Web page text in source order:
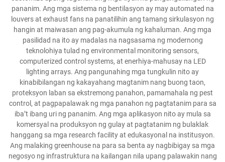
pananim. Ang mga sistema ng bentilasyon ay may automated na
louvers at exhaust fans na panatilihin ang tamang sirkulasyon ng
hangin at maiwasan ang pag-akumula ng kahaluman. Ang mga
pasilidad na ito ay madalas na nagsasama ng modernong
teknolohiya tulad ng environmental monitoring sensors,
computerized control systems, at enerhiya-mahusay na LED
lighting arrays. Ang pangunahing mga tungkulin nito ay
kinabibilangan ng kakayahang magtanim nang buong taon,
proteksyon laban sa ekstremong panahon, pamamahala ng pest
control, at pagpapalawak ng mga panahon ng pagtatanim para sa
iba’t ibang uri ng pananim. Ang mga aplikasyon nito ay mula sa
komersyal na produksyon ng gulay at pagtatanim ng bulaklak
hanggang sa mga research facility at edukasyonal na institusyon.
Ang malaking greenhouse na para sa benta ay nagbibigay sa mga
negosyo ng infrastruktura na kailangan nila upang palawakin nang